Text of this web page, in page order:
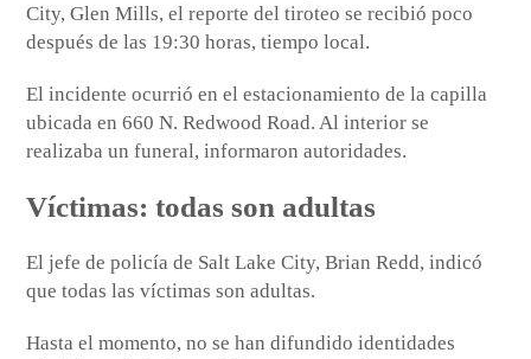
City, Glen Mills, el reporte del tiroteo se recibió poco
después de las 19:30 horas, tiempo local.
El incidente ocurrió en el estacionamiento de la capilla
ubicada en 660 N. Redwood Road. Al interior se
realizaba un funeral, informaron autoridades.
Víctimas: todas son adultas
El jefe de policía de Salt Lake City, Brian Redd, indicó
que todas las víctimas son adultas.
Hasta el momento, no se han difundido identidades